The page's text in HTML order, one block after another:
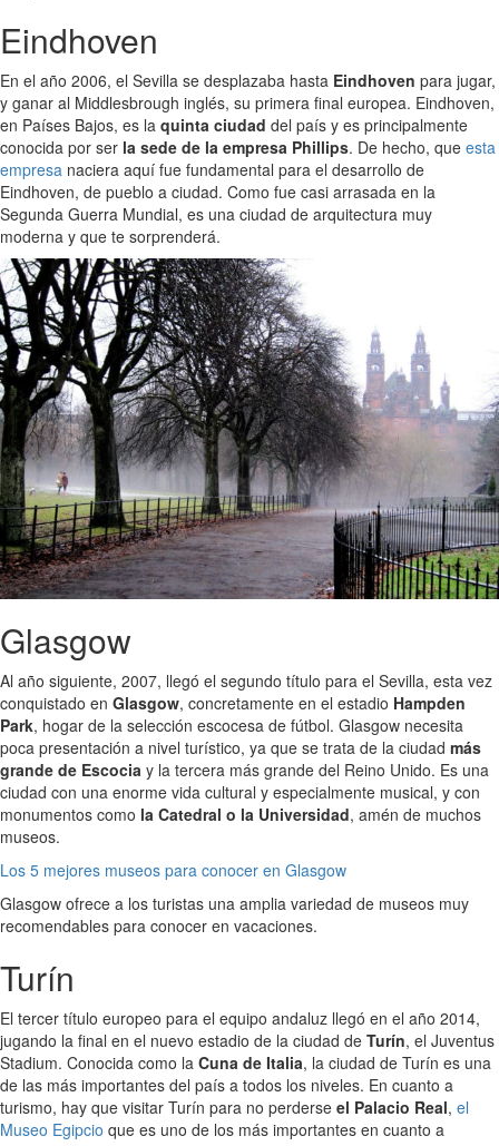
Eindhoven
En el año 2006, el Sevilla se desplazaba hasta Eindhoven para jugar,
y ganar al Middlesbrough inglés, su primera final europea. Eindhoven,
en Países Bajos, es la quinta ciudad del país y es principalmente
conocida por ser la sede de la empresa Phillips. De hecho, que esta
empresa naciera aquí fue fundamental para el desarrollo de
Eindhoven, de pueblo a ciudad. Como fue casi arrasada en la
Segunda Guerra Mundial, es una ciudad de arquitectura muy
moderna y que te sorprenderá.
Glasgow
Al año siguiente, 2007, llegó el segundo título para el Sevilla, esta vez
conquistado en Glasgow, concretamente en el estadio Hampden
Park, hogar de la selección escocesa de fútbol. Glasgow necesita
poca presentación a nivel turístico, ya que se trata de la ciudad más
grande de Escocia y la tercera más grande del Reino Unido. Es una
ciudad con una enorme vida cultural y especialmente musical, y con
monumentos como la Catedral o la Universidad, amén de muchos
museos.
Los 5 mejores museos para conocer en Glasgow
Glasgow ofrece a los turistas una amplia variedad de museos muy
recomendables para conocer en vacaciones.
Turín
El tercer título europeo para el equipo andaluz llegó en el año 2014,
jugando la final en el nuevo estadio de la ciudad de Turín, el Juventus
Stadium. Conocida como la Cuna de Italia, la ciudad de Turín es una
de las más importantes del país a todos los niveles. En cuanto a
turismo, hay que visitar Turín para no perderse el Palacio Real, el
Museo Egipcio que es uno de los más importantes en cuanto a